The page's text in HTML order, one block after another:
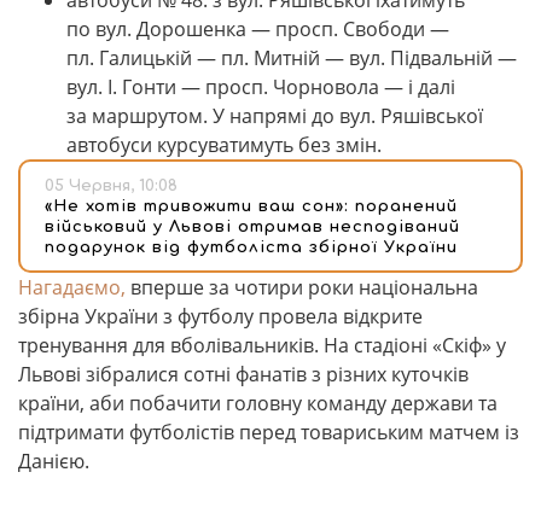
по вул. Дорошенка — просп. Свободи —
пл. Галицькій — пл. Митній — вул. Підвальній —
вул. І. Гонти — просп. Чорновола — і далі
за маршрутом. У напрямі до вул. Ряшівської
автобуси курсуватимуть без змін.
05 Червня, 10:08
«Не хотів тривожити ваш сон»: поранений
військовий у Львові отримав несподіваний
подарунок від футболіста збірної України
Нагадаємо, вперше за чотири роки національна
збірна України з футболу провела відкрите
тренування для вболівальників. На стадіоні «Скіф» у
Львові зібралися сотні фанатів з різних куточків
країни, аби побачити головну команду держави та
підтримати футболістів перед товариським матчем із
Данією.